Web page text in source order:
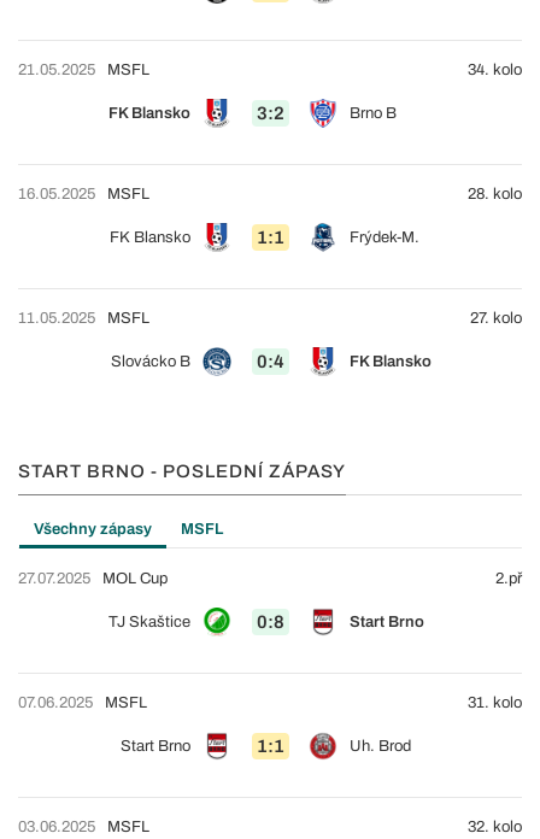
21.05.2025
FK Blansko 3:2 Brno B
MSFL 34. kolo
16.05.2025
FK Blansko 1:1 Frýdek-M.
MSFL 28. kolo
11.05.2025
Slovácko B 0:4 FK Blansko
MSFL 27. kolo
START BRNO - POSLEDNÍ ZÁPASY
Všechny zápasy MSFL
27.07.2025
TJ Skaštice 0:8 Start Brno
MOL Cup 2.př
07.06.2025
Start Brno 1:1 Uh. Brod
MSFL 31. kolo
03.06.2025 MSFL 32. kolo